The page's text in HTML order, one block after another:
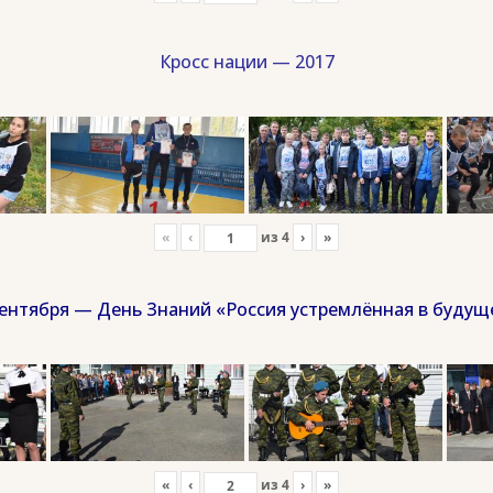
Кросс нации — 2017
« ‹ из 4 › »
— День Знаний «Россия устремлённая в
« ‹ из 4 › »